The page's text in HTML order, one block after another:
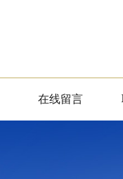
在线留言